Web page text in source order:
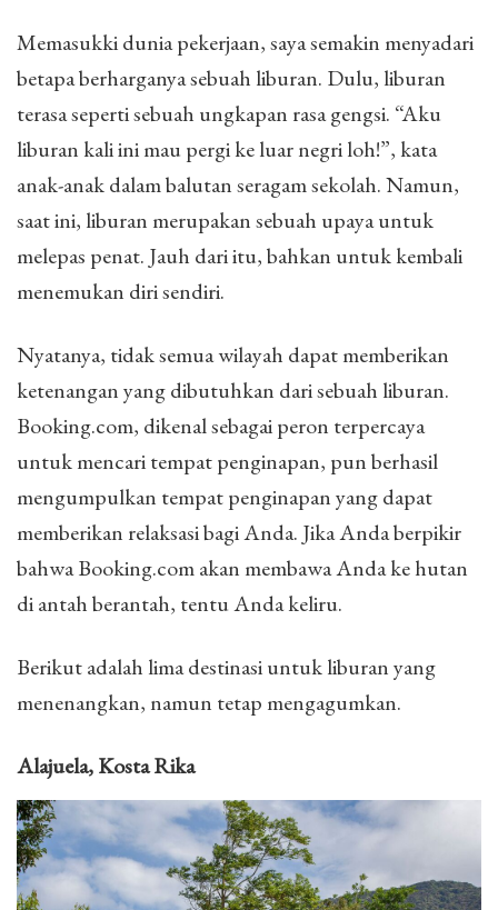
Memasukki dunia pekerjaan, saya semakin menyadari
betapa berharganya sebuah liburan. Dulu, liburan
terasa seperti sebuah ungkapan rasa gengsi. “Aku
liburan kali ini mau pergi ke luar negri loh!”, kata
anak-anak dalam balutan seragam sekolah. Namun,
saat ini, liburan merupakan sebuah upaya untuk
melepas penat. Jauh dari itu, bahkan untuk kembali
menemukan diri sendiri.
Nyatanya, tidak semua wilayah dapat memberikan
ketenangan yang dibutuhkan dari sebuah liburan.
Booking.com, dikenal sebagai peron terpercaya
untuk mencari tempat penginapan, pun berhasil
mengumpulkan tempat penginapan yang dapat
memberikan relaksasi bagi Anda. Jika Anda berpikir
bahwa Booking.com akan membawa Anda ke hutan
di antah berantah, tentu Anda keliru.
Berikut adalah lima destinasi untuk liburan yang
menenangkan, namun tetap mengagumkan.
Alajuela, Kosta Rika